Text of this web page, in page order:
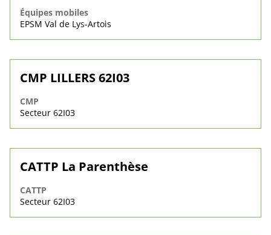
Équipes mobiles
EPSM Val de Lys-Artois
CMP LILLERS 62I03
CMP
Secteur 62I03
CATTP La Parenthèse
CATTP
Secteur 62I03